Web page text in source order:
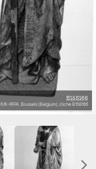
B158166
KIK-IRPA, Brussels (Belgium), cliché B158166